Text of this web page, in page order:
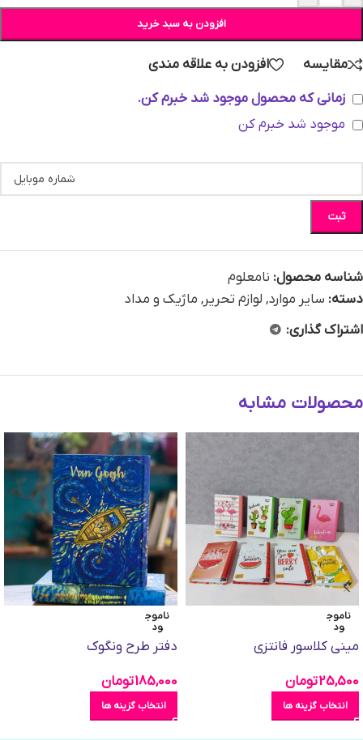
افزودن به سبد خرید
مقایسه
افزودن به علاقه مندی
زمانی که محصول موجود شد خبرم کن.
موجود شد خبرم کن
ثبت
شناسه محصول: نامعلوم
دسته: سایر موارد, لوازم تحریر, ماژیک و مداد
اشتراک گذاری:
محصولات مشابه
ناموج
ود
مینی کلاسور فانتزی
25,500تومان
انتخاب گزینه ها
ناموج
ود
دفتر طرح ونگوک
185,000تومان
انتخاب گزینه ها